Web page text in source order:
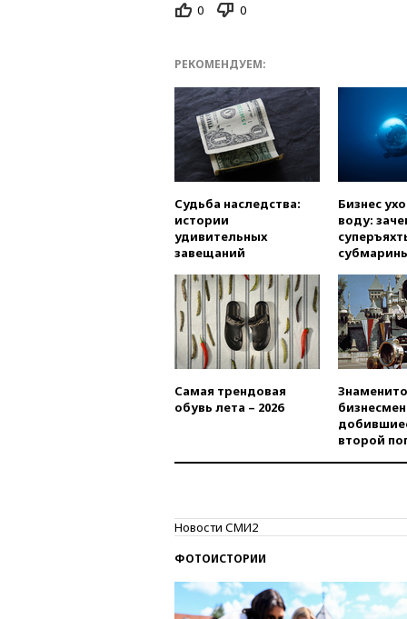
0 0
РЕКОМЕНДУЕМ:
Судьба наследства:
истории
удивительных
завещаний
Бизнес
воду:
Самая трендовая
обувь лета – 2026
второй
Новости СМИ2
ФОТОИСТОРИИ